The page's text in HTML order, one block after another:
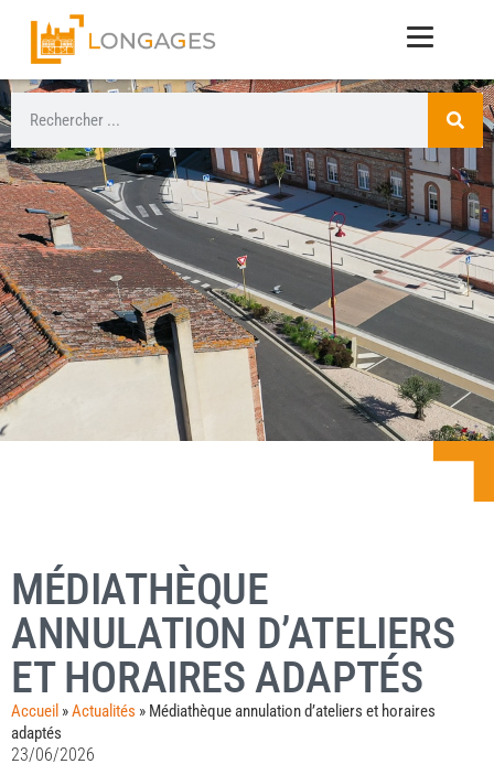
MÉDIATHÈQUE
ANNULATION D’ATELIERS
ET HORAIRES ADAPTÉS
Accueil »Actualités » Médiathèque annulation d’ateliers et horaires
adaptés
23/06/2026